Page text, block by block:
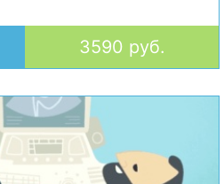
3590 руб.